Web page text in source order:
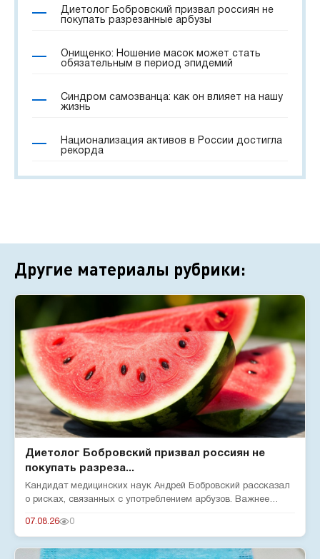
Диетолог Бобровский призвал россиян не
покупать разрезанные арбузы
Онищенко: Ношение масок может стать
обязательным в период эпидемий
Синдром самозванца: как он влияет на нашу
жизнь
Национализация активов в России достигла
рекорда
Другие материалы рубрики:
Диетолог Бобровский призвал россиян не
покупать разреза...
Кандидат медицинских наук Андрей Бобровский рассказал
о рисках, связанных с употреблением арбузов. Важнее
07.08.26 0